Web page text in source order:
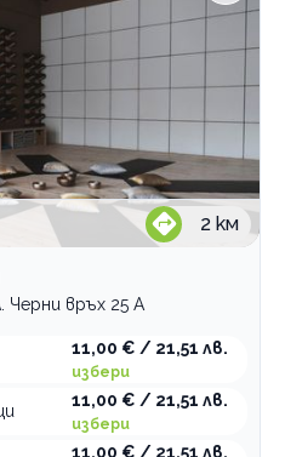
2 км
Черни връх 25 А
11,00 € / 21,51 лв.
избери
11,00 € / 21,51 лв.
избери
11,00 € / 21,51 лв.